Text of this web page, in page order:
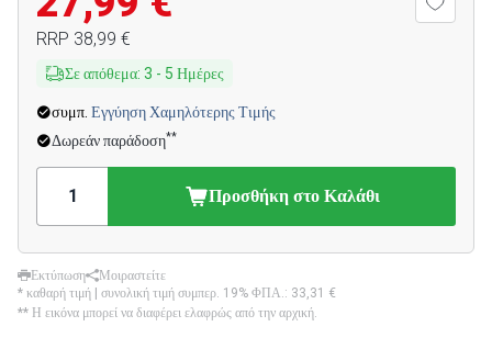
RRP 38,99 €
Σε απόθεμα: 3 - 5 Ημέρες
συμπ. Εγγύηση Χαμηλότερης Τιμής
Δωρεάν παράδοση**
Προσθήκη στο Καλάθι
Εκτύπωση
Μοιραστείτε
* καθαρή τιμή | συνολική τιμή συμπερ. 19% ΦΠΑ.: 33,31 €
** Η εικόνα μπορεί να διαφέρει ελαφρώς από την αρχική.